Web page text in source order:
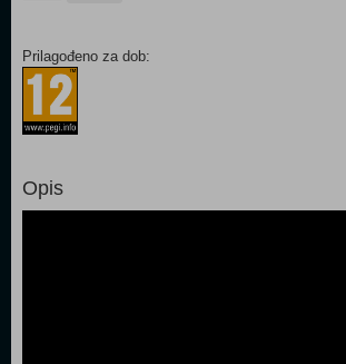
Prilagođeno za dob:
Opis